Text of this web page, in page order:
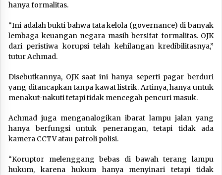
hanya formalitas.
“Ini adalah bukti bahwa tata kelola (governance) di banyak
lembaga keuangan negara masih bersifat formalitas. OJK
dari peristiwa korupsi telah kehilangan kredibilitasnya,”
tutur Achmad.
Disebutkannya, OJK saat ini hanya seperti pagar berduri
yang ditancapkan tanpa kawat listrik. Artinya, hanya untuk
menakut-nakuti tetapi tidak mencegah pencuri masuk.
Achmad juga menganalogikan ibarat lampu jalan yang
hanya berfungsi untuk penerangan, tetapi tidak ada
kamera CCTV atau patroli polisi.
“Koruptor melenggang bebas di bawah terang lampu
hukum, karena hukum hanya menyinari tetapi tidak